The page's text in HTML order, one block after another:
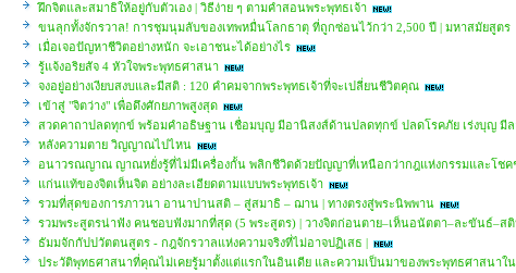
ฝึกจิตและสมาธิให้อยู่กับตัวเอง | วิธีง่าย ๆ ตามคำสอนพระพุทธเจ้า
ขนลุกทั้งจักรวาล! การชุมนุมลับของเทพหมื่นโลกธาตุ ที่ถูกซ่อนไว้กว่า 2,500 ปี | มหาสมัยสูตร
เมื่อเจอปัญหาชีวิตอย่างหนัก จะเอาชนะได้อย่างไร
รู้แจ้งอริยสัจ 4 หัวใจพระพุทธศาสนา
จงอยู่อย่างเงียบสงบและมีสติ : 120 คำคมจากพระพุทธเจ้าที่จะเปลี่ยนชีวิตคุณ
เข้าสู่ "จิตว่าง" เพื่อดึงศักยภาพสูงสุด
สวดคาถาปลดทุกข์ พร้อมคำอธิษฐาน เชื่อมบุญ มีอานิสงส์ด้านปลดทุกข์ ปลดโรคภัย เร่งบุญ มี
หลังความตาย วิญญาณไปไหน
อนาวรณญาณ ญาณหยั่งรู้ที่ไม่มีเครื่องกั้น พลิกชีวิตด้วยปัญญาที่เหนือกว่ากฎแห่งกรรมและโชค
แก่นแท้ของจิตเห็นจิต อย่างละเอียดตามแบบพระพุทธเจ้า
รวมที่สุดของการภาวนา อานาปานสติ – สู่สมาธิ – ฌาน | ทางตรงสู่พระนิพพาน
รวมพระสูตรน่าฟัง คนชอบฟังมากที่สุด (5 พระสูตร) | วางจิตก่อนตาย–เห็นอนัตตา–ละขันธ์–ส
ธัมมจักกัปปวัตตนสูตร - กฎจักรวาลแห่งความจริงที่ไม่อาจปฏิเสธ |
ประวัติพุทธศาสนาที่คุณไม่เคยรู้มาตั้งแต่แรกในอินเดีย และความเป็นมาของพระพุทธศาสนาใน